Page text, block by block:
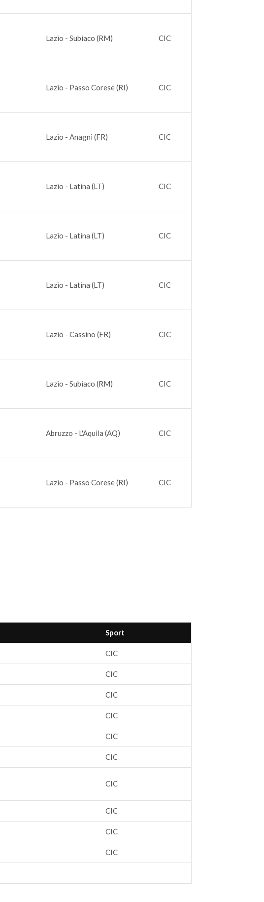
Lazio - Subiaco (RM) CIC
Lazio - Passo Corese (RI) CIC
Lazio - Anagni (FR) CIC
Lazio - Latina (LT) CIC
Lazio - Latina (LT) CIC
Lazio - Latina (LT) CIC
Lazio - Cassino (FR) CIC
Lazio - Subiaco (RM) CIC
Abruzzo - L'Aquila (AQ) CIC
Lazio - Passo Corese (RI) CIC
Sport
CIC
CIC
CIC
CIC
CIC
CIC
CIC
CIC
CIC
CIC